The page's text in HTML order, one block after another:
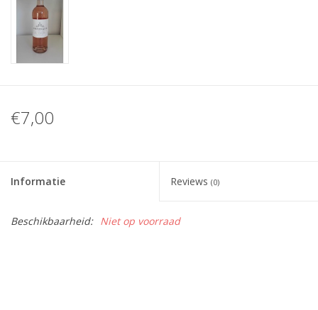
€7,00
Informatie Reviews (0)
Beschikbaarheid: Niet op voorraad